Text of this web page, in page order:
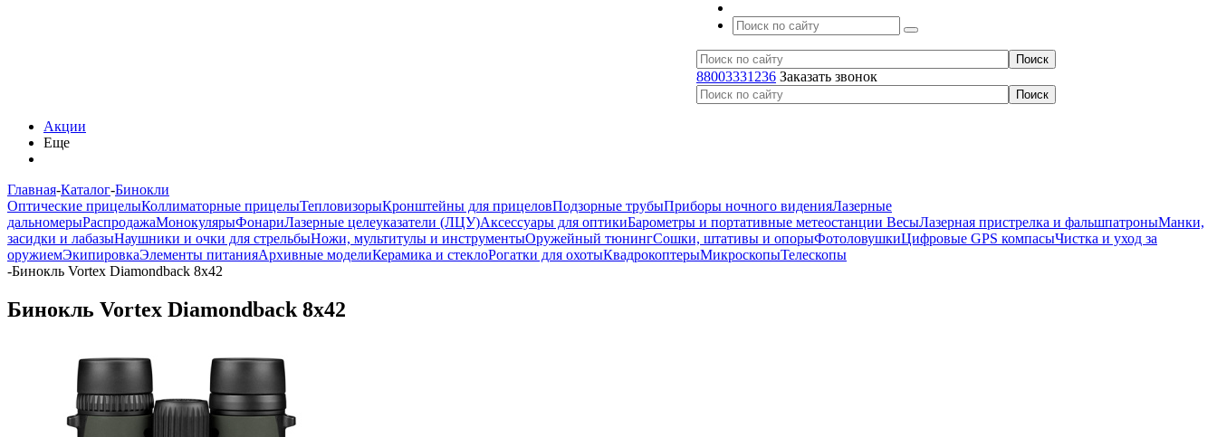
88003331236 Заказать звонок
Акции
Еще
Главная-Каталог-Бинокли
Оптические прицелыКоллиматорные прицелыТепловизорыКронштейны для прицеловПодзорные трубыПриборы ночного виденияЛазерные
дальномерыРаспродажаМонокулярыФонариЛазерные целеуказатели (ЛЦУ)Аксессуары для оптикиБарометры и портативные метеостанции ВесыЛазерная пристрелка и фальшпатроныМанки,
засидки и лабазыНаушники и очки для стрельбыНожи, мультитулы и инструментыОружейный тюнингСошки, штативы и опорыФотоловушкиЦифровые GPS компасыЧистка и уход за
оружиемЭкипировкаЭлементы питанияАрхивные моделиКерамика и стеклоРогатки для охотыКвадрокоптерыМикроскопыТелескопы
-Бинокль Vortex Diamondback 8x42
Бинокль Vortex Diamondback 8x42